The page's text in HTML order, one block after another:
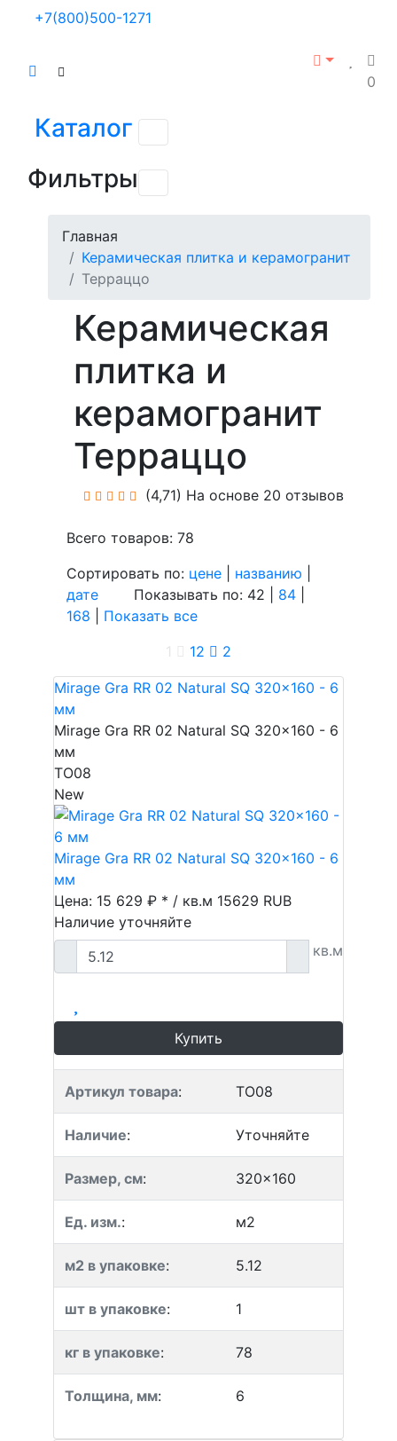
+7(800)500-1271
0
Каталог
Фильтры
Главная
Керамическая плитка и керамогранит
Терраццо
Керамическая
плитка и
керамогранит
Терраццо
(4,71) На основе 20 отзывов
Всего товаров: 78
Сортировать по: цене названию
дате Показывать по: 42 | 84
168
Показать все
1
12 2
Mirage Gra RR 02 Natural SQ 320x160 - 6
мм
Mirage Gra RR 02 Natural SQ 320x160 - 6
мм
TO08
New
Mirage Gra RR 02 Natural SQ 320x160 - 6
мм
Цена: 15 629 ₽ * / кв.м 15629 RUB
Наличие уточняйте
кв.м
Купить
Артикул товара: TO08
Наличие: Уточняйте
Размер, см: 320x160
Ед. изм.: м2
м2 в упаковке: 5.12
шт в упаковке: 1
кг в упаковке: 78
Толщина, мм: 6